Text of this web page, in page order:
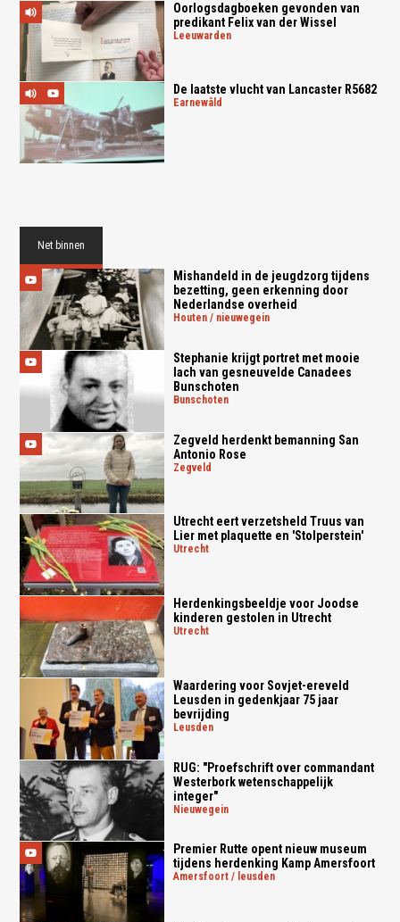
Oorlogsdagboeken gevonden van
predikant Felix van der Wissel
leeuwarden
De laatste vlucht van Lancaster R5682
earnewâld
Net binnen
Mishandeld in de jeugdzorg tijdens
bezetting, geen erkenning door
Nederlandse overheid
houten / nieuwegein
Stephanie krijgt portret met mooie
lach van gesneuvelde Canadees
Bunschoten
bunschoten
Zegveld herdenkt bemanning San
Antonio Rose
zegveld
Utrecht eert verzetsheld Truus van
Lier met plaquette en 'Stolperstein'
utrecht
Herdenkingsbeeldje voor Joodse
kinderen gestolen in Utrecht
utrecht
Waardering voor Sovjet-ereveld
Leusden in gedenkjaar 75 jaar
bevrijding
leusden
RUG: "Proefschrift over commandant
Westerbork wetenschappelijk
integer"
nieuwegein
Premier Rutte opent nieuw museum
tijdens herdenking Kamp Amersfoort
amersfoort / leusden